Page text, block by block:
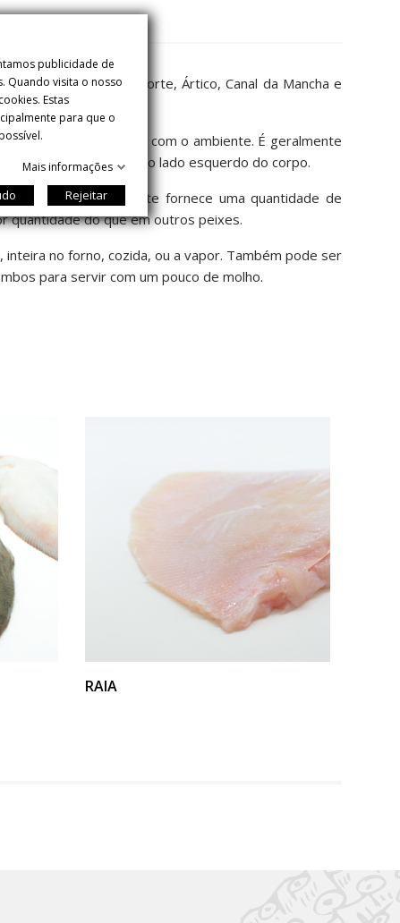
Atlântico, Mar do Norte, Ártico, Canal da Mancha e
escamas. Combina com o ambiente. É geralmente
e localizados no lado esquerdo do corpo.
Nutricionalmente fornece uma quantidade de
quantidade do que em outros peixes.
inteira no forno, cozida, ou a vapor. Também pode ser
para servir com um pouco de molho.
RAIA
publicidade de
Quando visita o nosso
Estas
para que o
Mais informações
Rejeitar